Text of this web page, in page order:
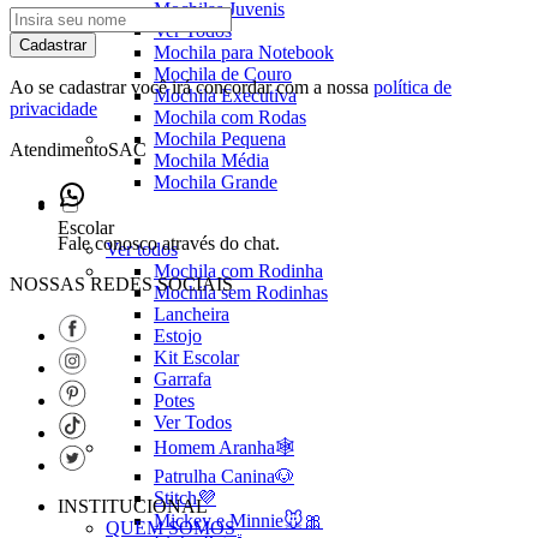
Mochilas Juvenis
Ver Todos
Mochila para Notebook
Mochila de Couro
Mochila Executiva
Mochila com Rodas
Mochila Pequena
Mochila Média
Mochila Grande
Escolar
Ver todos
Mochila com Rodinha
Mochila sem Rodinhas
Lancheira
Estojo
Kit Escolar
Garrafa
Potes
Ver Todos
Homem Aranha🕸️
Patrulha Canina🐶
Stitch💜
Mickey e Minnie🐭🎀
Cadastrar
Ao se cadastrar você irá concordar com a nossa política de
privacidade
AtendimentoSAC
Fale conosco através do chat.
NOSSAS REDES SOCIAIS
INSTITUCIONAL
QUEM SOMOS